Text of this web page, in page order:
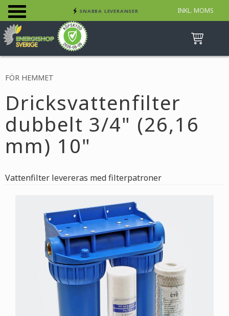
Meny
INKL. MOMS
SNABBA LEVERANSER
BETALA SÄKERT MED KORT, FAKTURA &
SWISH
FÖR HEMMET
Dricksvattenfilter
dubbelt 3/4" (26,16
mm) 10"
Vattenfilter levereras med filterpatroner